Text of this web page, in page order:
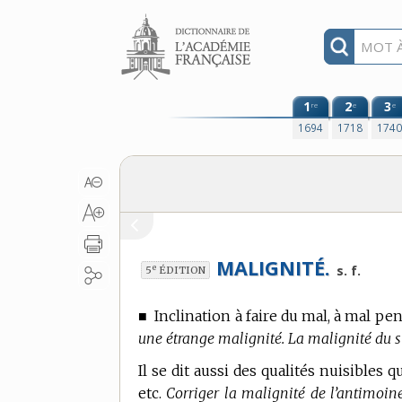
Aller au contenu
1re
1694
2e
1718
3e
1740
5e ÉDITION MALIGNITÉ. s. f.
■Inclination à faire du mal, à mal
une étrange malignité. La malignité du
Il se dit aussi des qualités nuisibles
etc. Corriger la malignité de